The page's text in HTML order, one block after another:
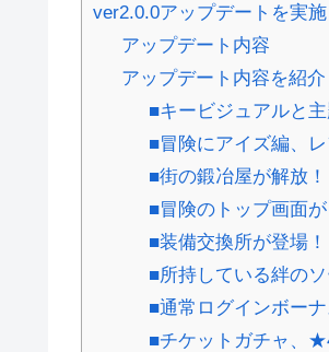
ver2.0.0アップデートを実施
アップデート内容
アップデート内容を紹介
■キービジュアルと
■冒険にアイズ編、
■街の鍛冶屋が解放！
■冒険のトップ画面が
■装備交換所が登場！
■所持している絆のソ
■通常ログインボー
■チケットガチャ、